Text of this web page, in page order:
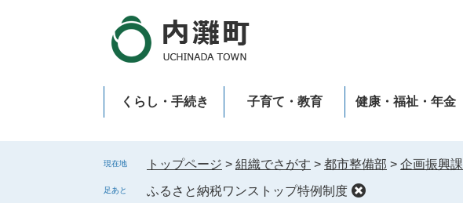
す
し
くらし・手続き 子育て・教育 健康・福祉・年金
現在地 トップページ > 組織でさがす > 都市整備部 > 企画振興課
足あと ふるさと納税ワンストップ特例制度